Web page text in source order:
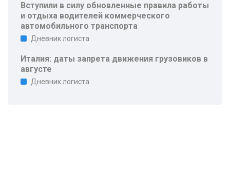
Вступили в силу обновленные правила работы
и отдыха водителей коммерческого
автомобильного транспорта
Дневник логиста
Италия: даты запрета движения грузовиков в
августе
Дневник логиста